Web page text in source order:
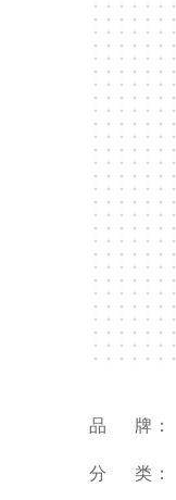
品 牌：
分 类：